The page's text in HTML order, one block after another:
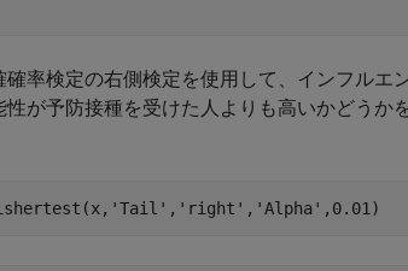
確率検定の右側検定を使用して、インフルエ
が予防接種を受けた人よりも高いかどうか
'Tail' , 'right' , 'Alpha' ,0.01)